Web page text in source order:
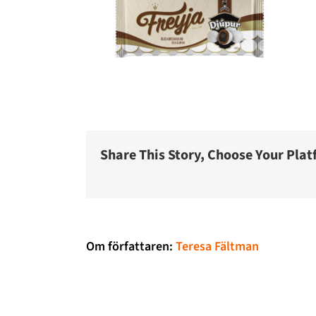
Share This Story, Choose Your
Om författaren: Teresa Fältman